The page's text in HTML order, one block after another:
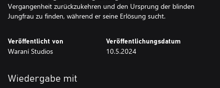
Vergangenheit zurückzukehren und den Ursprung der blinden
Jungfrau zu finden, während er seine Erlösung sucht.
Veröffentlicht von
Waraní Studios
Veröffentlichungsdatum
10.5.2024
Wiedergabe mit